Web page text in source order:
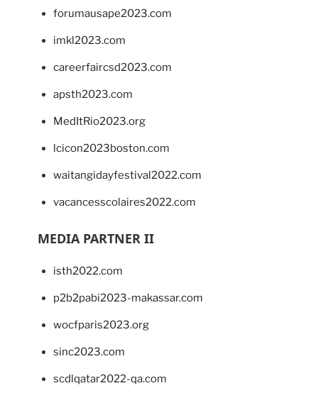
forumausape2023.com
imkl2023.com
careerfaircsd2023.com
apsth2023.com
MedItRio2023.org
lcicon2023boston.com
waitangidayfestival2022.com
vacancesscolaires2022.com
MEDIA PARTNER II
isth2022.com
p2b2pabi2023-makassar.com
wocfparis2023.org
sinc2023.com
scdlqatar2022-qa.com